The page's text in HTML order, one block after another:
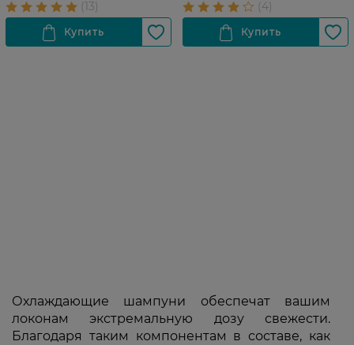
Охлаждающие шампуни обеспечат вашим
локонам экстремальную дозу свежести.
Благодаря таким компонентам в составе, как